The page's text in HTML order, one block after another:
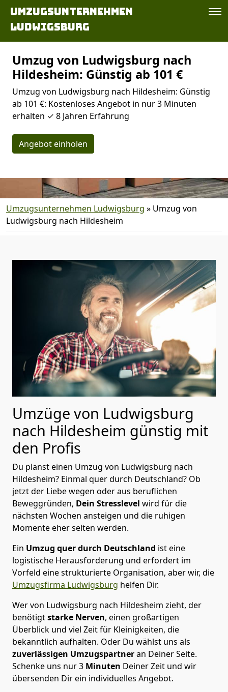
Umzugsunternehmen
Ludwigsburg
Umzug von Ludwigsburg nach
Hildesheim: Günstig ab 101 €
Umzug von Ludwigsburg nach Hildesheim: Günstig
ab 101 €: Kostenloses Angebot in nur 3 Minuten
erhalten ✓ 8 Jahren Erfahrung
Angebot einholen
Umzugsunternehmen Ludwigsburg » Umzug von
Ludwigsburg nach Hildesheim
Umzüge von Ludwigsburg
nach Hildesheim günstig mit
den Profis
Du planst einen Umzug von Ludwigsburg nach
Hildesheim? Einmal quer durch Deutschland? Ob
jetzt der Liebe wegen oder aus beruflichen
Beweggründen, Dein Stresslevel wird für die
nächsten Wochen ansteigen und die ruhigen
Momente eher selten werden.
Ein Umzug quer durch Deutschland ist eine
logistische Herausforderung und erfordert im
Vorfeld eine strukturierte Organisation, aber wir, die
Umzugsfirma Ludwigsburg helfen Dir.
Wer von Ludwigsburg nach Hildesheim zieht, der
benötigtstarke Nerven, einen großartigen
Überblick und viel Zeit für Kleinigkeiten, die
bekanntlich aufhalten. Oder Du wählst uns als
zuverlässigen Umzugspartneran Deiner Seite.
Schenke uns nur3 Minuten Deiner Zeit und wir
übersenden Dir ein individuelles Angebot.